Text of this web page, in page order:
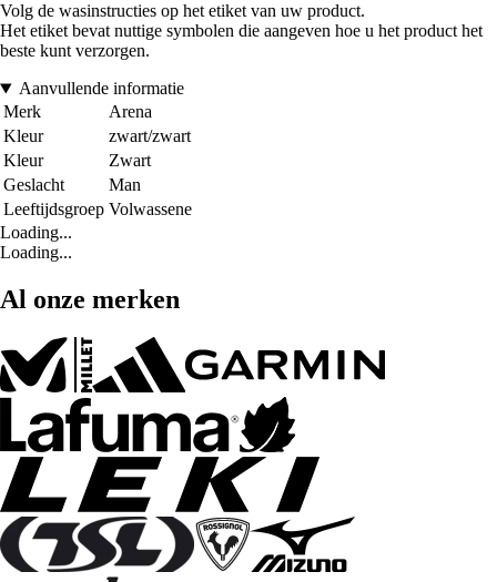
Volg de wasinstructies op het etiket van uw product.
Het etiket bevat nuttige symbolen die aangeven hoe u het product het
beste kunt verzorgen.
Aanvullende informatie
Merk
Arena
Kleur
zwart/zwart
Kleur
Zwart
Geslacht
Man
Leeftijdsgroep Volwassene
Loading...
Loading...
Al onze merken